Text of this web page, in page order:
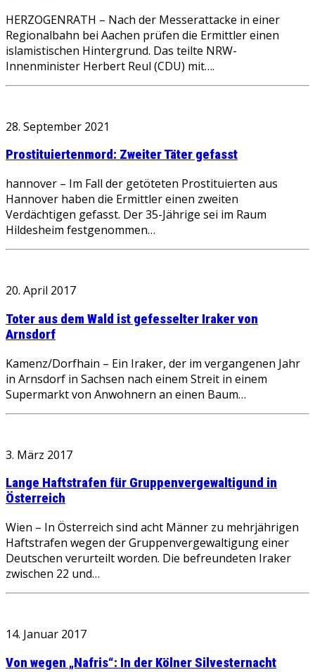
HERZOGENRATH – Nach der Messerattacke in einer
Regionalbahn bei Aachen prüfen die Ermittler einen
islamistischen Hintergrund. Das teilte NRW-
Innenminister Herbert Reul (CDU) mit….
28. September 2021
Prostituiertenmord: Zweiter Täter gefasst
hannover – Im Fall der getöteten Prostituierten aus
Hannover haben die Ermittler einen zweiten
Verdächtigen gefasst. Der 35-Jährige sei im Raum
Hildesheim festgenommen…
20. April 2017
Toter aus dem Wald ist gefesselter Iraker von
Arnsdorf
Kamenz/Dorfhain – Ein Iraker, der im vergangenen Jahr
in Arnsdorf in Sachsen nach einem Streit in einem
Supermarkt von Anwohnern an einen Baum…
3. März 2017
Lange Haftstrafen für Gruppenvergewaltigund in
Österreich
Wien – In Österreich sind acht Männer zu mehrjährigen
Haftstrafen wegen der Gruppenvergewaltigung einer
Deutschen verurteilt worden. Die befreundeten Iraker
zwischen 22 und…
14. Januar 2017
Von wegen „Nafris“: In der Kölner Silvesternacht